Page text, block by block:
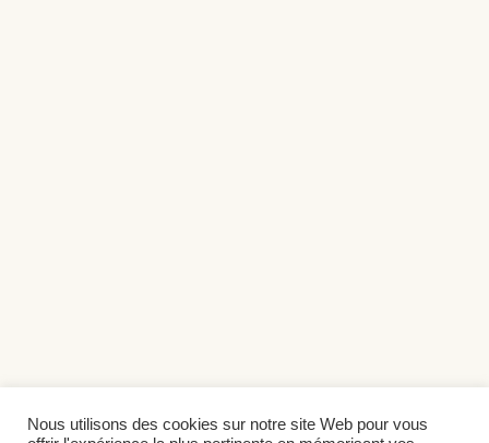
Nous utilisons des cookies sur notre site Web pour vous